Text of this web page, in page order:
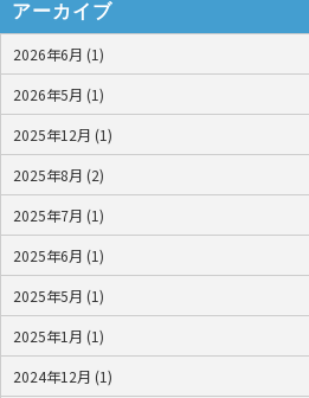
アーカイブ
2026年6月 (1)
2026年5月 (1)
2025年12月 (1)
2025年8月 (2)
2025年7月 (1)
2025年6月 (1)
2025年5月 (1)
2025年1月 (1)
2024年12月 (1)